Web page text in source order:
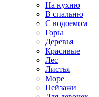
На кухню
В спальню
С водоемом
Горы
Деревья
Красивые
Лес
Листья
Море
Пейзажи